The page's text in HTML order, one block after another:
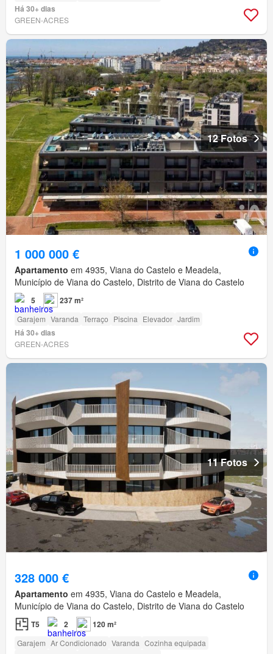
Há 30+ dias
GREEN-ACRES
12 Fotos
1 000 000 €
Apartamento em 4935, Viana do Castelo e Meadela,
Município de Viana do Castelo, Distrito de Viana do Castelo
5 237 m²
Garajem Varanda Terraço Piscina Elevador Jardim
Há 30+ dias
GREEN-ACRES
11 Fotos
328 000 €
Apartamento em 4935, Viana do Castelo e Meadela,
Município de Viana do Castelo, Distrito de Viana do Castelo
T5 2 120 m²
Garajem Ar Condicionado Varanda Cozinha equipada